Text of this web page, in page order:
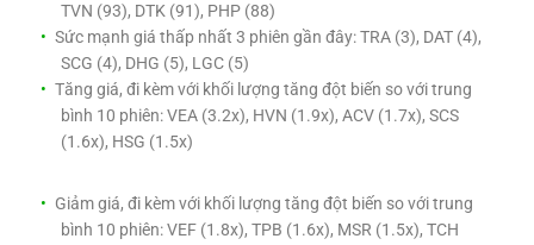
TVN (93), DTK (91), PHP (88)
Sức mạnh giá thấp nhất 3 phiên gần đây: TRA (3), DAT (4),
SCG (4), DHG (5), LGC (5)
Tăng giá, đi kèm với khối lượng tăng đột biến so với trung
bình 10 phiên: VEA (3.2x), HVN (1.9x), ACV (1.7x), SCS
(1.6x), HSG (1.5x)
Giảm giá, đi kèm với khối lượng tăng đột biến so với trung
bình 10 phiên: VEF (1.8x), TPB (1.6x), MSR (1.5x), TCH